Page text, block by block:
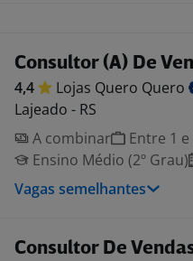
Consultor (A) De
4,4 Lojas Quero Quero
Lajeado - RS
A combinar
Entre 1
Ensino Médio (2º Grau)
Vagas semelhantes
Consultor De